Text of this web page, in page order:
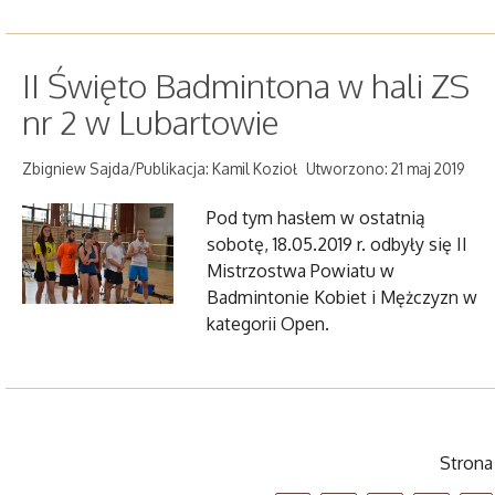
II Święto Badmintona w hali ZS
nr 2 w Lubartowie
Zbigniew Sajda/Publikacja: Kamil Kozioł Utworzono: 21 maj 2019
Pod tym hasłem w ostatnią
sobotę, 18.05.2019 r. odbyły się II
Mistrzostwa Powiatu w
Badmintonie Kobiet i Mężczyzn w
kategorii Open.